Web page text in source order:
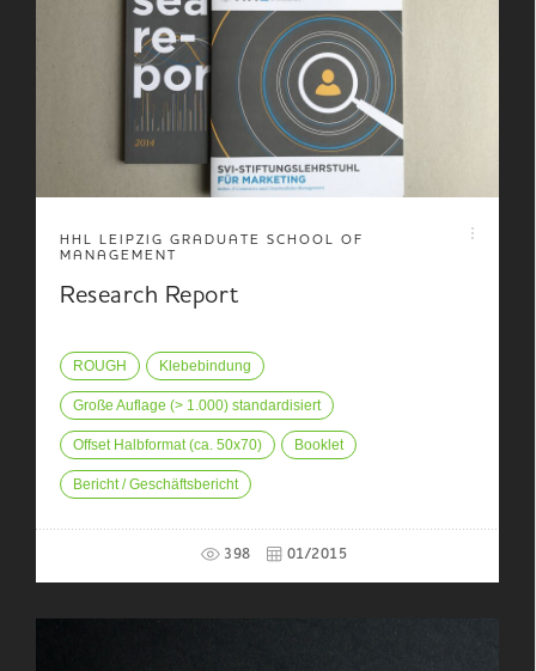
HHL LEIPZIG GRADUATE SCHOOL OF
MANAGEMENT
Research Report
ROUGH Klebebindung
Große Auflage (> 1.000) standardisiert
Offset Halbformat (ca. 50x70) Booklet
Bericht / Geschäftsbericht
398 01/2015